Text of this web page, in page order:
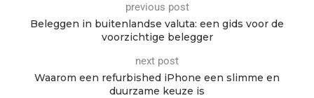
previous post
Beleggen in buitenlandse valuta: een gids voor de
voorzichtige belegger
next post
Waarom een refurbished iPhone een slimme en
duurzame keuze is